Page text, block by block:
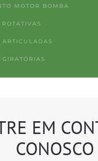
MOTOR BOMBA
ARTICULADAS
EM
CONOSCO